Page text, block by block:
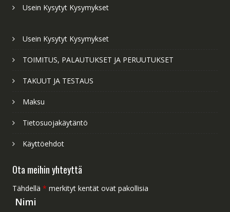
Usein Kysytyt Kysymykset
Usein Kysytyt Kysymykset
TOIMITUS, PALAUTUKSET JA PERUUTUKSET
TAKUUT JA TESTAUS
Maksu
Tietosuojakäytäntö
Käyttöehdot
Ota meihin yhteyttä
Tähdellä * merkityt kentät ovat pakollisia
Nimi